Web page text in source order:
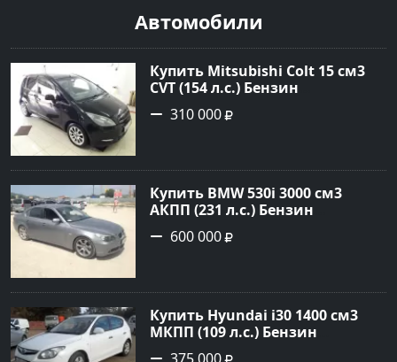
Автомобили
Купить Mitsubishi Colt 15 см3
CVT (154 л.с.) Бензин
турбонаддув в Краснодар:
цвет Чёрный металик Хетчбэк
сайте Авторынок23
310 000
Купить BMW 530i 3000 см3
АКПП (231 л.с.) Бензин
инжектор в Новороссийск:
цвет серый Седан 2004 года по
Авторынок23
600 000
Купить Hyundai i30 1400 см3
МКПП (109 л.с.) Бензин
инжектор в Кропоткин: цвет